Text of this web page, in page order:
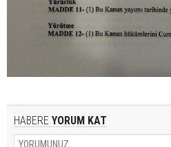
HABERE YORUM KAT